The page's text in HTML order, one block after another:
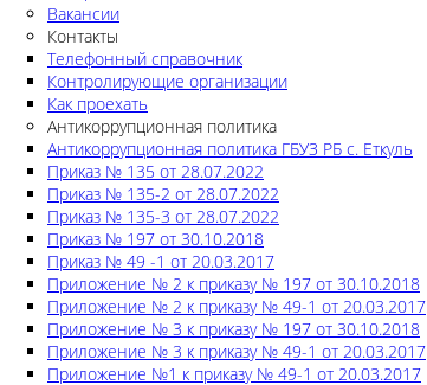
Вакансии
Контакты
Телефонный справочник
Контролирующие организации
Как проехать
Антикоррупционная политика
Антикоррупционная политика ГБУЗ РБ с. Еткуль
Приказ № 135 от 28.07.2022
Приказ № 135-2 от 28.07.2022
Приказ № 135-3 от 28.07.2022
Приказ № 197 от 30.10.2018
Приказ № 49 -1 от 20.03.2017
Приложение № 2 к приказу № 197 от 30.10.2018
Приложение № 2 к приказу № 49-1 от 20.03.2017
Приложение № 3 к приказу № 197 от 30.10.2018
Приложение № 3 к приказу № 49-1 от 20.03.2017
Приложение №1 к приказу № 49-1 от 20.03.2017